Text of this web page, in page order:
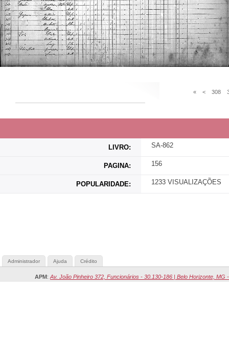
« < 308
LIVRO: SA-862
PAGINA: 156
POPULARIDADE: 1233 VISUALIZAÇÕES
Administrador Ajuda Crédito
APM: Av. João Pinheiro 372, Funcionários - 30.130-186 | Belo Horizonte, MG